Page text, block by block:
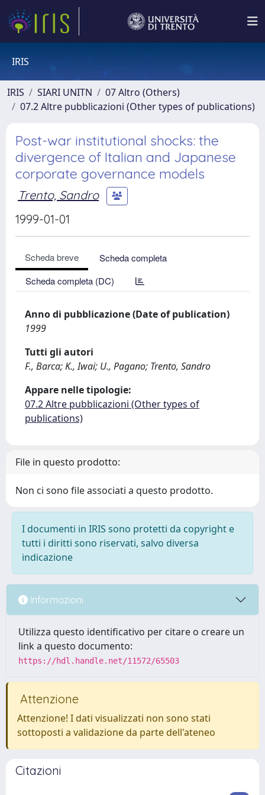
IRIS
IRIS SIARI UNITN
07 Altro (Others)
07.2 Altre pubblicazioni (Other types of publications)
Post-war institutional shocks: the
divergence of Italian and Japanese
corporate governance models
Trento, Sandro
1999-01-01
Scheda breve
Scheda completa
Scheda completa (DC)
Anno di pubblicazione (Date of publication)
1999
Tutti gli autori
F., Barca; K., Iwai; U., Pagano; Trento, Sandro
Appare nelle tipologie:
07.2 Altre pubblicazioni (Other types of
publications)
File in questo prodotto:
Non ci sono file associati a questo prodotto.
I documenti in IRIS sono protetti da copyright e
tutti i diritti sono riservati, salvo diversa
indicazione
Informazioni
Utilizza questo identificativo per citare o creare un
link a questo documento:
https://hdl.handle.net/11572/65503
Attenzione
Attenzione! I dati visualizzati non sono stati
sottoposti a validazione da parte dell'ateneo
Citazioni